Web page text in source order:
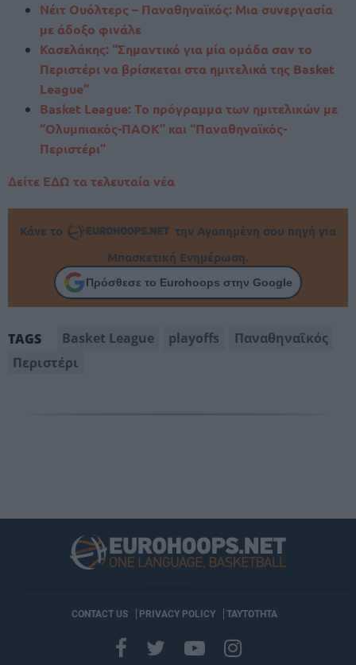
Νέιτ Ουόλτερς – Παναθηναϊκός: Μια συνεργασία
με άδοξο φινάλε
Κασελάκης: “Σημαντικό για μία ομάδα σαν το
Περιστέρι να βρίσκεται στα ημιτελικά της Basket
League”
Basket League: To πρόγραμμα των ημιτελικών με
“Ολυμπιακός-ΠΑΟΚ” και “Παναθηναϊκός-
Περιστέρι”
Δείτε ΕΔΩ τα τελευταία νέα
Κάνε το
την Αγαπημένη σου πηγή για
Μπασκετική Ενημέρωση.
Πρόσθεσε το Eurohoops στην Google
TAGS Basket League playoffs
Παναθηναΐκός
Περιστέρι
CONTACT US PRIVACY POLICY ΤΑΥΤΟΤΗΤΑ